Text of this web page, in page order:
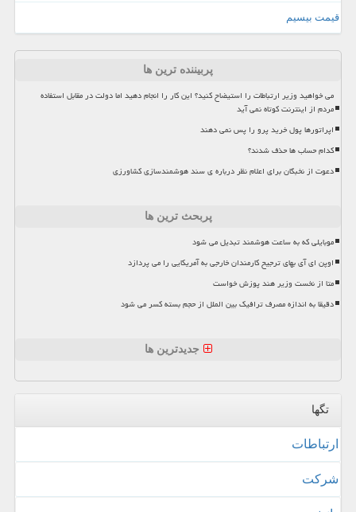
قیمت بیسیم
پربیننده ترین ها
می خواهید وزیر ارتباطات را استیضاح کنید؟ این کار را انجام دهید اما دولت در مقابل استفاده
مردم از اینترنت کوتاه نمی آید
اپراتورها پول خرید پرو را پس نمی دهند
کدام حساب ها حذف شدند؟
دعوت از نخبگان برای اعلام نظر درباره ی سند هوشمندسازی کشاورزی
پربحث ترین ها
موبایلی که به ساعت هوشمند تبدیل می شود
اوپن ای آی بهای ترجیح کارمندان خارجی به آمریکایی را می پردازد
متا از نخست وزیر هند پوزش خواست
دقیقا به اندازه مصرف ترافیک بین الملل از حجم بسته کسر می شود
جدیدترین ها
تگها
ارتباطات
شركت